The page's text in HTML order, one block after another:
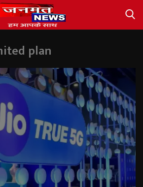
Register
plan